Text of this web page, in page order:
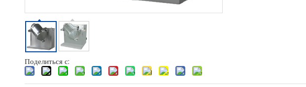
Поделиться с: